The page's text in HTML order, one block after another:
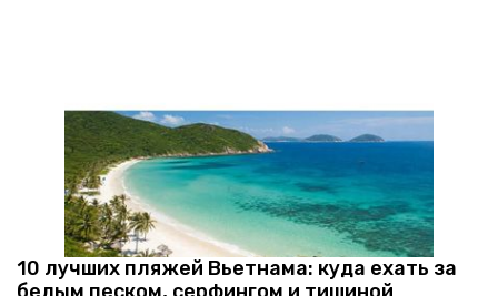
10 лучших пляжей Вьетнама: куда ехать за